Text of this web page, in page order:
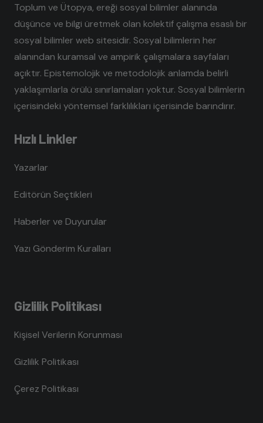
Toplum ve Ütopya, ereği sosyal bilimler alanında
düşünce ve bilgi üretmek olan kolektif çalışma esaslı bir
sosyal bilimler web sitesidir. Sosyal bilimlerin her
alanından kuramsal ve ampirik çalışmalara sayfaları
açıktır. Epistemolojik ve metodolojik anlamda belirli
yaklaşımlarla örülü sınırlamaları yoktur. Sosyal bilimlerin
içerisindeki yöntemsel farklılıkları içerisinde barındırır.
Hızlı Linkler
Yazarlar
Editörün Seçtikleri
Haberler ve Duyurular
Yazı Gönderim Kuralları
Gizlilik Politikası
Kişisel Verilerin Korunması
Gizlilik Politikası
Çerez Politikası